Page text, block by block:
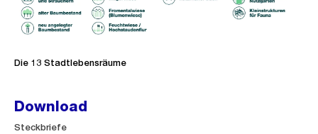
Die 13 Stadtlebensräume
Download
Steckbriefe